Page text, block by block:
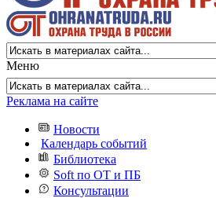
Меню
Реклама на сайте
Новости
Календарь событий
Библиотека
Soft по ОТ и ПБ
Консультации